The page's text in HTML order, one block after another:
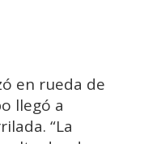
en rueda de
llegó a
“La